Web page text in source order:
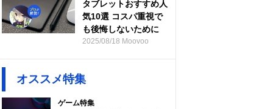
タブレットおすすめ人
気10選 コスパ重視で
も後悔しないために
2025/08/18 Moovoo
オススメ特集
ゲーム特集